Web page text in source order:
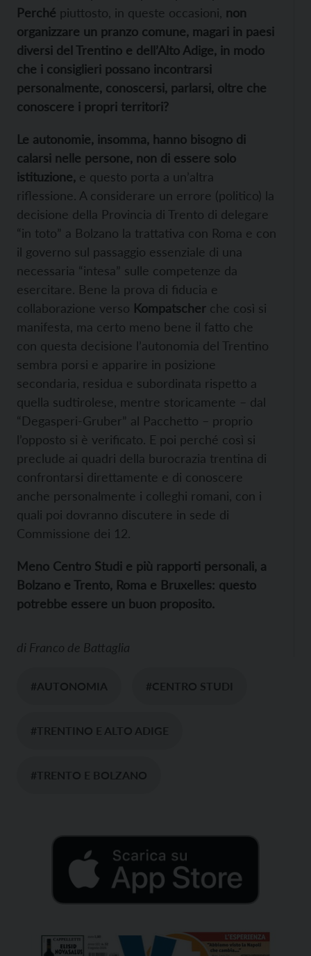
Perché piuttosto, in queste occasioni, non
organizzare un pranzo comune, magari in paesi
diversi del Trentino e dell’Alto Adige, in modo
che i consiglieri possano incontrarsi
personalmente, conoscersi, parlarsi, oltre che
conoscere i propri territori?
Le autonomie, insomma, hanno bisogno di
calarsi nelle persone, non di essere solo
istituzione, e questo porta a un’altra
riflessione. A considerare un errore (politico) la
decisione della Provincia di Trento di delegare
“in toto” a Bolzano la trattativa con Roma e con
il governo sul passaggio essenziale di una
necessaria “intesa” sulle competenze da
esercitare. Bene la prova di fiducia e
collaborazione verso Kompatscher che così si
manifesta, ma certo meno bene il fatto che
con questa decisione l’autonomia del Trentino
sembra porsi e apparire in posizione
secondaria, residua e subordinata rispetto a
quella sudtirolese, mentre storicamente – dal
“Degasperi-Gruber” al Pacchetto – proprio
l’opposto si è verificato. E poi perché così si
preclude ai quadri della burocrazia trentina di
confrontarsi direttamente e di conoscere
anche personalmente i colleghi romani, con i
quali poi dovranno discutere in sede di
Commissione dei 12.
Meno Centro Studi e più rapporti personali, a
Bolzano e Trento, Roma e Bruxelles: questo
potrebbe essere un buon proposito.
di Franco de Battaglia
#AUTONOMIA #CENTRO STUDI
#TRENTINO E ALTO ADIGE
#TRENTO E BOLZANO